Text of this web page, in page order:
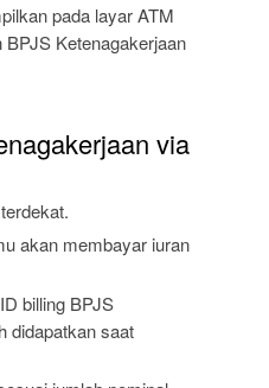
pada layar ATM
Ketenagakerjaan
via
akan membayar iuran
billing BPJS
didapatkan saat